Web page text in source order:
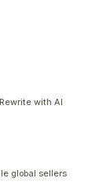
with AI
global sellers